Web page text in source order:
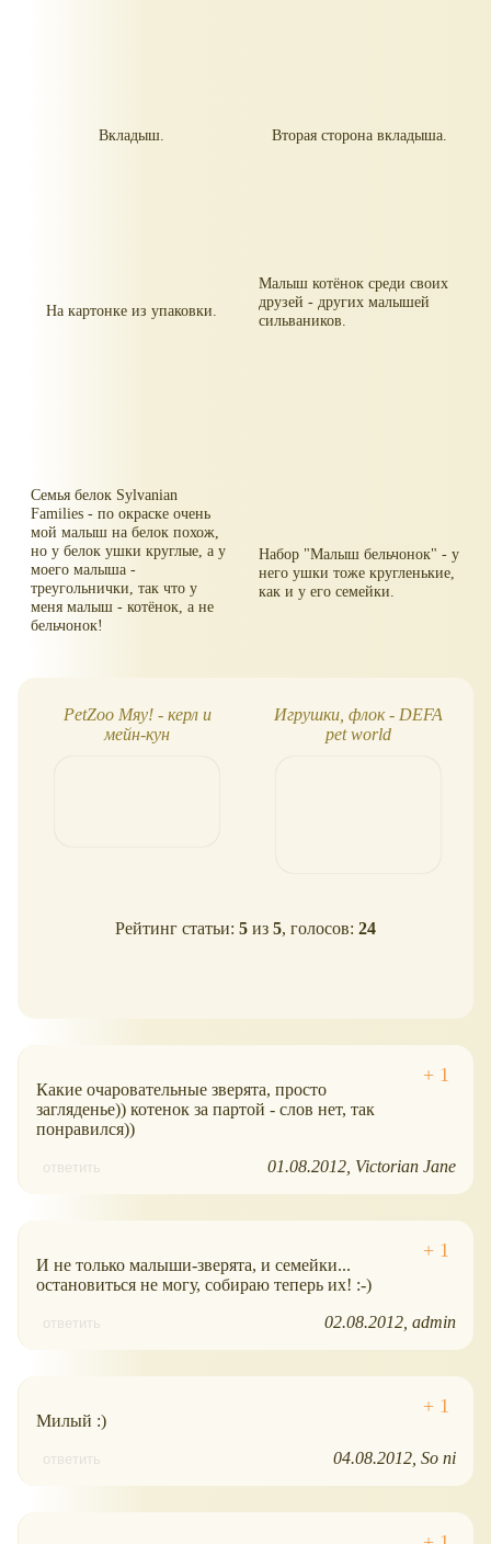
Вкладыш. Вторая сторона вкладыша.
На картонке из упаковки.
Малыш котёнок среди своих
друзей - других малышей
сильваников.
Семья белок Sylvanian
Families - по окраске очень
мой малыш на белок похож,
но у белок ушки круглые, а у
моего малыша -
треугольнички, так что у
меня малыш - котёнок, а не
бельчонок!
Набор "Малыш бельчонок" - у
него ушки тоже кругленькие,
как и у его семейки.
PetZoo Мяу! - керл и
мейн-кун
Игрушки, флок - DEFA
pet world
Рейтинг статьи: 5 из 5, голосов: 24
Какие очаровательные зверята, просто
загляденье)) котенок за партой - слов нет, так
понравился))
ответить 01.08.2012 Victorian Jane
И не только малыши-зверята, и семейки...
остановиться не могу, собираю теперь их! :-)
ответить 02.08.2012 admin
Милый :)
ответить 04.08.2012 So ni